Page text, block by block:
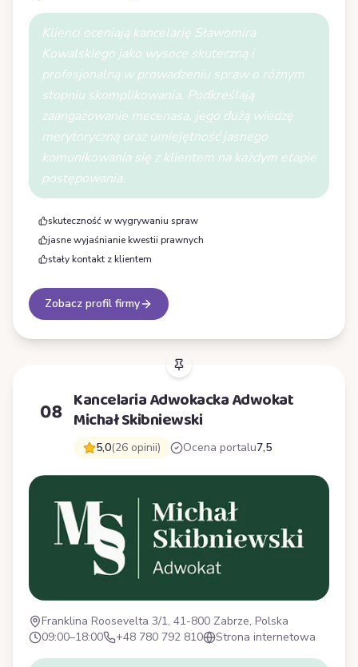
Klienci oceniają kancelarię Sławomira
Kowalskiego jako wysoce skuteczną i
profesjonalną w prowadzeniu spraw o różnym
stopniu skomplikowania. Podkreślają
zaangażowanie mecenasa, jego dużą wiedzę
merytoryczną oraz umiejętność jasnego
komunikowania się z klientem na każdym etapie
postępowania.
skuteczność w wygrywaniu spraw
jasne wyjaśnianie kwestii prawnych
stały kontakt z klientem
Zobacz profil firmy
08 Kancelaria Adwokacka Adwokat
Michał Skibniewski
5,0(26 opinii) Ocena portalu7,5
Franklina Roosevelta 3/1, 41-800 Zabrze, Polska
09:00–18:00
+48 780 792 810 Strona internetowa